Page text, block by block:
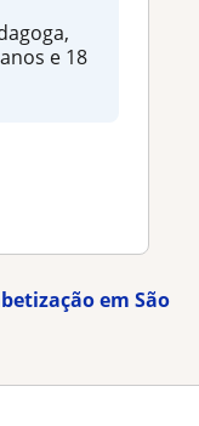
e 18
em São